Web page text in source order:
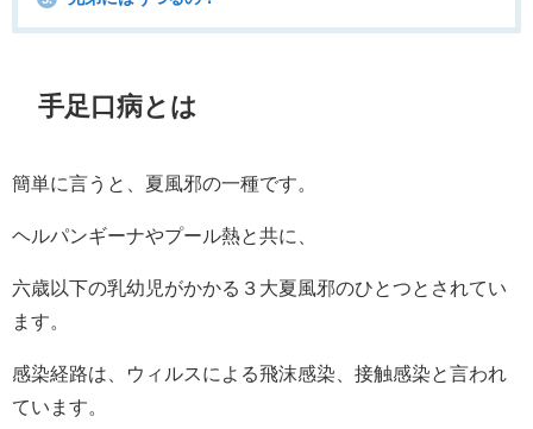
手足口病とは
簡単に言うと、夏風邪の一種です。
ヘルパンギーナやプール熱と共に、
六歳以下の乳幼児がかかる３大夏風邪のひとつとされてい
ます。
感染経路は、ウィルスによる飛沫感染、接触感染と言われ
ています。